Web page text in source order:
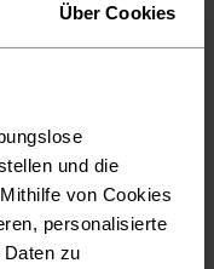
Über Cookies
und die
von Cookies
personalisierte
zu
CHF 110.00